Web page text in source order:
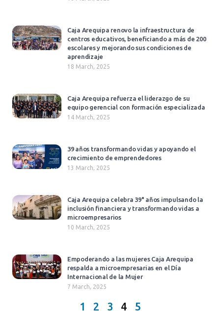
Caja Arequipa renovo la infraestructura de
centros educativos, beneficiando a más de 200
escolares y mejorando sus condiciones de
aprendizaje
18 March, 2025
Caja Arequipa refuerza el liderazgo de su
equipo gerencial con formación especializada
14 March, 2025
39 años transformando vidas y apoyando el
crecimiento de emprendedores
13 March, 2025
Caja Arequipa celebra 39° años impulsando la
inclusión financiera y transformando vidas a
microempresarios
10 March, 2025
Empoderando a las mujeres Caja Arequipa
respalda a microempresarias en el Día
Internacional de la Mujer
7 March, 2025
1 2 3 4 5